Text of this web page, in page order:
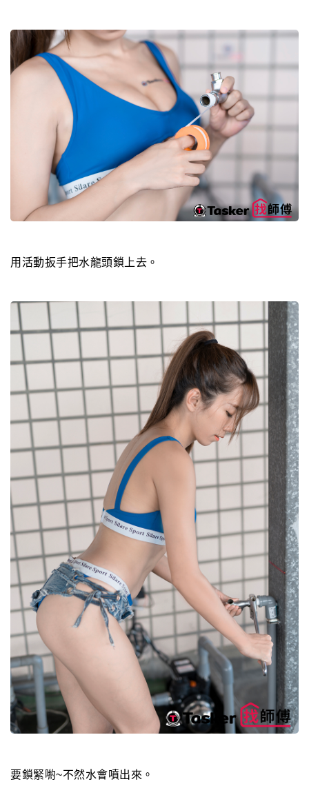
用活動扳手把水龍頭鎖上去。
要鎖緊喲~不然水會噴出來。